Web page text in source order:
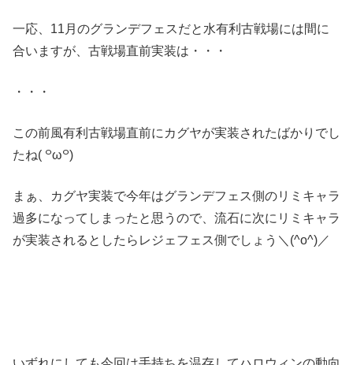
一応、11月のグランデフェスだと水有利古戦場には間に
合いますが、古戦場直前実装は・・・
・・・
この前風有利古戦場直前にカグヤが実装されたばかりでし
たね( ꒪ω꒪)
まぁ、カグヤ実装で今年はグランデフェス側のリミキャラ
過多になってしまったと思うので、流石に次にリミキャラ
が実装されるとしたらレジェフェス側でしょう＼(^o^)／